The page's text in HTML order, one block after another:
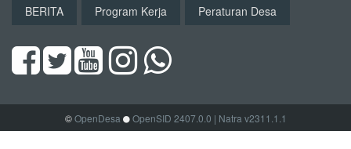
BERITA Program Kerja Peraturan Desa
©OpenDesa OpenSID 2407.0.0 | Natra v2311.1.1